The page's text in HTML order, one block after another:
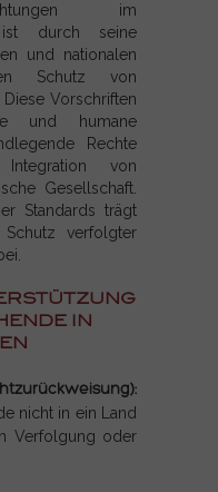
im
ist durch seine
und nationalen
Schutz von
Vorschriften
und humane
Rechte
von
Gesellschaft.
Standards trägt
verfolgter
in
nicht in ein Land
Verfolgung oder